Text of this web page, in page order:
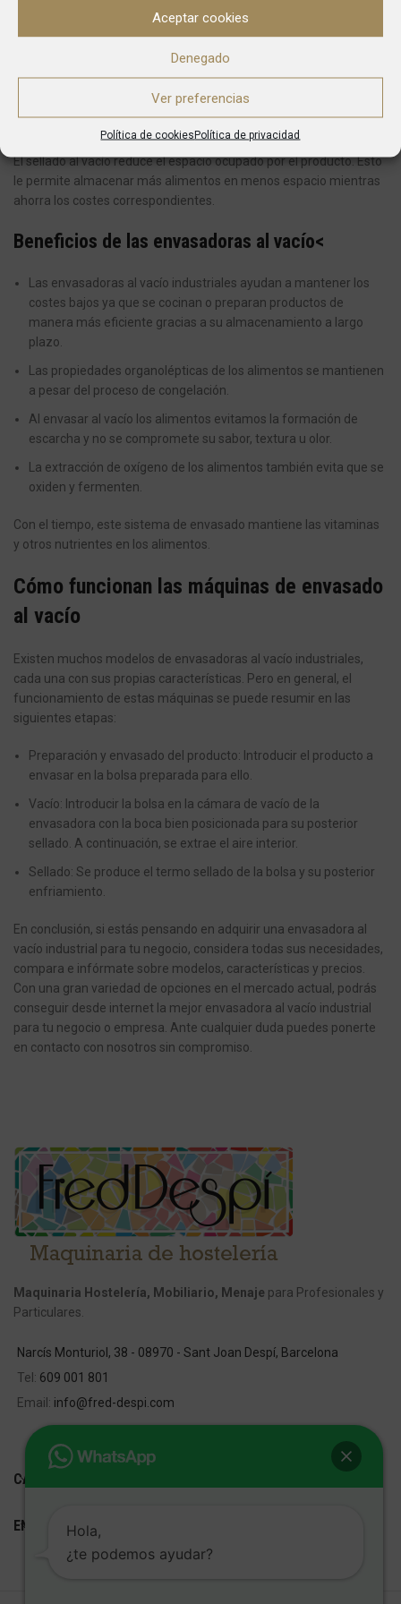
Aceptar cookies
Denegado
Ver preferencias
Política de cookiesPolítica de privacidad
causante de la oxidación de los alimentos.
En este sentido, las máquinas de envasado al vacío de Fred Despí
son de uso habitual en el sector de la hostelería, restauración y
catering porque permiten a los profesionales envasar alimentos
durante más tiempo en mejores condiciones.
El sellado al vacío reduce el espacio ocupado por el producto. Esto
le permite almacenar más alimentos en menos espacio mientras
ahorra los costes correspondientes.
Beneficios de las envasadoras al vacío<
Las envasadoras al vacío industriales ayudan a mantener los
costes bajos ya que se cocinan o preparan productos de
manera más eficiente gracias a su almacenamiento a largo
plazo.
Las propiedades organolépticas de los alimentos se mantienen
a pesar del proceso de congelación.
Al envasar al vacío los alimentos evitamos la formación de
escarcha y no se compromete su sabor, textura u olor.
La extracción de oxígeno de los alimentos también evita que se
oxiden y fermenten.
Con el tiempo, este sistema de envasado mantiene las vitaminas
y otros nutrientes en los alimentos.
Cómo funcionan las máquinas de envasado
al vacío
Existen muchos modelos de envasadoras al vacío industriales,
cada una con sus propias características. Pero en general, el
funcionamiento de estas máquinas se puede resumir en las
siguientes etapas:
Preparación y envasado del producto: Introducir el producto a
envasar en la bolsa preparada para ello.
Vacío: Introducir la bolsa en la cámara de vacío de la
envasadora con la boca bien posicionada para su posterior
sellado. A continuación, se extrae el aire interior.
Sellado: Se produce el termo sellado de la bolsa y su posterior
enfriamiento.
En conclusión, si estás pensando en adquirir una envasadora al
vacío industrial para tu negocio, considera todas sus necesidades,
compara e infórmate sobre modelos, características y precios.
Con una gran variedad de opciones en el mercado actual, podrás
conseguir desde internet la mejor envasadora al vacío industrial
para tu negocio o empresa. Ante cualquier duda puedes ponerte
en contacto con nosotros sin compromiso.
Maquinaria Hostelería, Mobiliario, Menaje para Profesionales y
Particulares.
Narcís Monturiol, 38 - 08970 - Sant Joan Despí, Barcelona
Tel: 609 001 801
Email: info@fred-despi.com
CATEGORIAS
ENLACES ÚTILES
Hola,
¿te podemos ayudar?